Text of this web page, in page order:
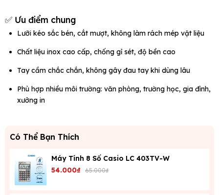
✅ Ưu điểm chung
Lưỡi kéo sắc bén, cắt mượt, không làm rách mép vật liệu
Chất liệu inox cao cấp, chống gỉ sét, độ bền cao
Tay cầm chắc chắn, không gây đau tay khi dùng lâu
Phù hợp nhiều môi trường: văn phòng, trường học, gia đình,
xưởng in
Có Thể Bạn Thích
Máy Tính 8 Số Casio LC 403TV-W
54.000₫ 65.000₫